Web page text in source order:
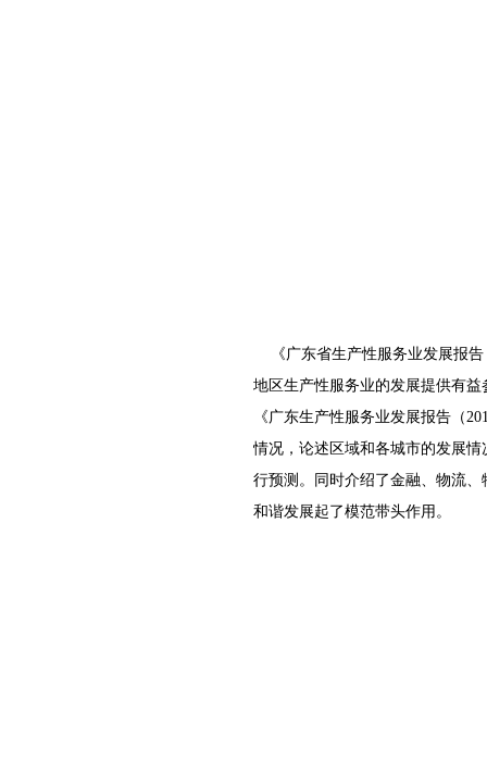
《广东省生产性服务业发展报告
地区生产性服务业的发展提供有
《广东生产性服务业发展报告（
情况，论述区域和各城市的发展
行预测。同时介绍了金融、物流
和谐发展起了模范带头作用。